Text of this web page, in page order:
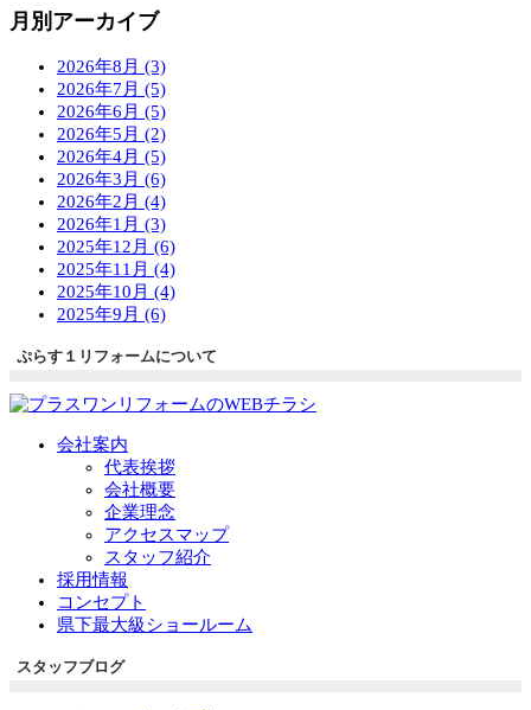
月別アーカイブ
2026年8月 (3)
2026年7月 (5)
2026年6月 (5)
2026年5月 (2)
2026年4月 (5)
2026年3月 (6)
2026年2月 (4)
2026年1月 (3)
2025年12月 (6)
2025年11月 (4)
2025年10月 (4)
2025年9月 (6)
ぷらす１リフォームについて
会社案内
代表挨拶
会社概要
企業理念
アクセスマップ
スタッフ紹介
採用情報
コンセプト
県下最大級ショールーム
スタッフブログ